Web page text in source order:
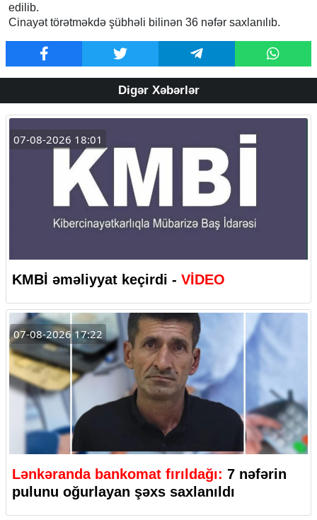
edilib.
Cinayət törətməkdə şübhəli bilinən 36 nəfər saxlanılıb.
Digər Xəbərlər
07-08-2026 18:01
KMBİ əməliyyat keçirdi - VİDEO
07-08-2026 17:22
Lənkəranda bankomat fırıldağı: 7 nəfərin
pulunu oğurlayan şəxs saxlanıldı